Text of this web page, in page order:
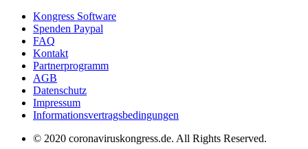
Kongress Software
Spenden Paypal
FAQ
Kontakt
Partnerprogramm
AGB
Datenschutz
Impressum
Informationsvertragsbedingungen
© 2020 coronaviruskongress.de. All Rights Reserved.